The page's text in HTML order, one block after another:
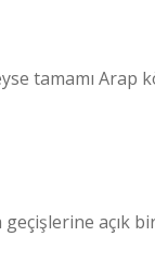
tamamı Arap
açık bir